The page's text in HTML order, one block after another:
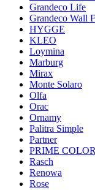
Grandeco Life
Grandeco Wall
HYGGE
KLEO
Loymina
Marburg
Mirax
Monte Solaro
Olfa
Orac
Ornamy
Palitra Simple
Partner
PRIME COLOR
Rasch
Renowa
Rose